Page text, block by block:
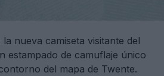
nueva camiseta visitante del
estampado de camuflaje único
del mapa de Twente.